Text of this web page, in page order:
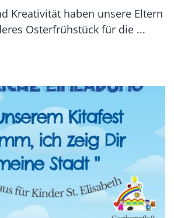
Kreativität haben unsere Eltern
Osterfrühstück für die ...